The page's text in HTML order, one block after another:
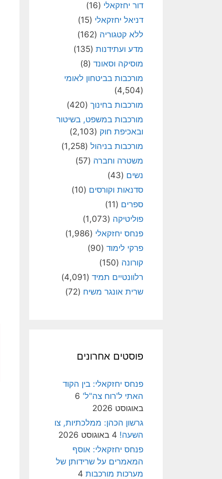
דור יחזקאלי (16)
דניאל יחזקאלי (15)
ללא קטגוריה (162)
מדע ועתידנות (135)
מוסיקה וסאונד (8)
מורכבות בביטחון לאומי
(4,504)
מורכבות בחינוך (420)
מורכבות במשפט, בשיטור
ובאכיפת חוק (2,103)
מורכבות בניהול (1,258)
משטרה וחברה (57)
נשים (43)
סדנאות וקורסים (10)
ספרים (11)
פוליטיקה (1,073)
פנחס יחזקאלי (1,986)
פרקי לימוד (90)
קורונה (150)
רלוונטיים תמיד (4,091)
שרית אונגר משיח (72)
פוסטים אחרונים
פנחס יחזקאלי: בין הקוד
האתי ל'רוח צה"ל' 6
באוגוסט 2026
גרשון הכהן: ממלכתיות, צו
השעה! 4 באוגוסט 2026
פנחס יחזקאלי: אוסף
המאמרים על שרידותן של
מערכות מורכבות 4